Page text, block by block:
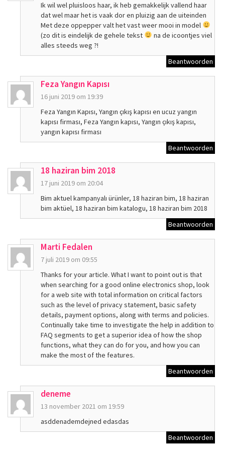
Ik wil wel pluisloos haar, ik heb gemakkelijk vallend haar
dat wel maar het is vaak dor en pluizig aan de uiteinden
Met deze oppepper valt het vast weer mooi in model
(zo dit is eindelijk de gehele tekst
na de icoontjes viel
alles steeds weg ?!
Beantwoorden
Feza Yangın Kapısı
16 juni 2019 om 19:39
Feza Yangın Kapısı, Yangın çıkış kapısı en ucuz yangın
kapısı firması, Feza Yangın kapısı, Yangın çıkış kapısı,
yangın kapısı firması
Beantwoorden
18 haziran bim 2018
17 juni 2019 om 20:04
Bim aktuel kampanyalı ürünler, 18 haziran bim, 18 haziran
bim aktüel, 18 haziran bim katalogu, 18 haziran bim 2018
Beantwoorden
Marti Fedalen
7 juli 2019 om 09:55
Thanks for your article. What I want to point out is that
when searching for a good online electronics shop, look
for a web site with total information on critical factors
such as the level of privacy statement, basic safety
details, payment options, along with terms and policies.
Continually take time to investigate the help in addition to
FAQ segments to get a superior idea of how the shop
functions, what they can do for you, and how you can
make the most of the features.
Beantwoorden
deneme
13 november 2021 om 19:59
asddenademdejned edasdas
Beantwoorden